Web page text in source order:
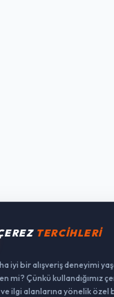
TERCIHLERI
iyi bir alışveriş deneyimi
mi? Çünkü kullandığımız
ilgi alanlarına yönelik